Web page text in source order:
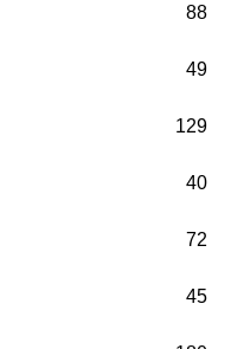
88
49
129
40
72
45